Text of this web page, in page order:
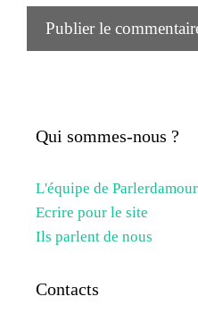
Qui sommes-nous ?
L'équipe de
Ecrire pour le site
Ils parlent de nous
Contacts